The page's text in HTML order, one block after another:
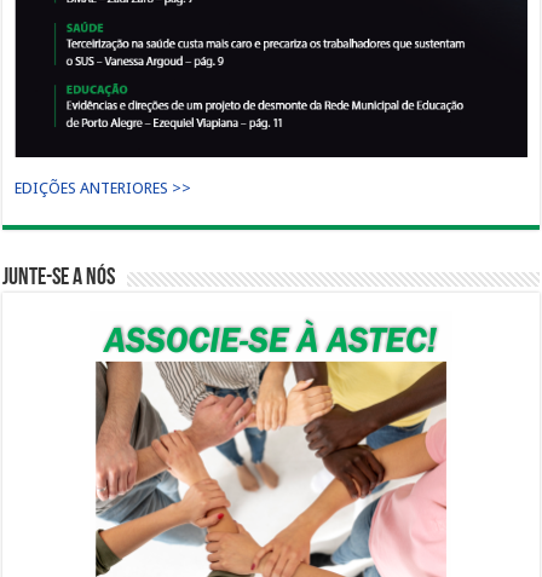
EDIÇÕES ANTERIORES >>
Junte-se a nós